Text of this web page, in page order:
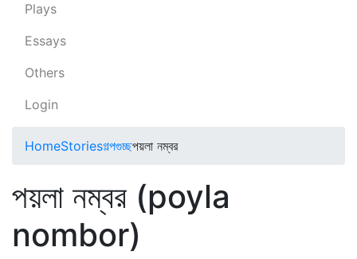
Plays
Essays
Others
Login
HomeStoriesগল্পগুচ্ছপয়লা নম্বর
পয়লা নম্বর (poyla
nombor)